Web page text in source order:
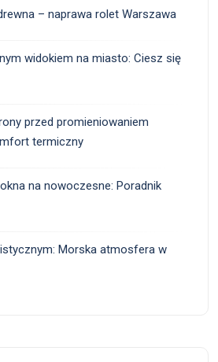
– naprawa rolet Warszawa
widokiem na miasto: Ciesz się
przed promieniowaniem
termiczny
na nowoczesne: Poradnik
Morska atmosfera w